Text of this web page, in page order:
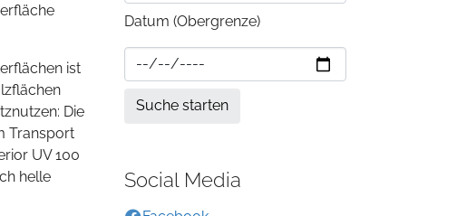
ist
Die
Transport
UV 100
helle
Datum (Obergrenze)
Social Media